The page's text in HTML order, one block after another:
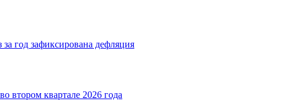
за год зафиксирована дефляция
втором квартале 2026 года